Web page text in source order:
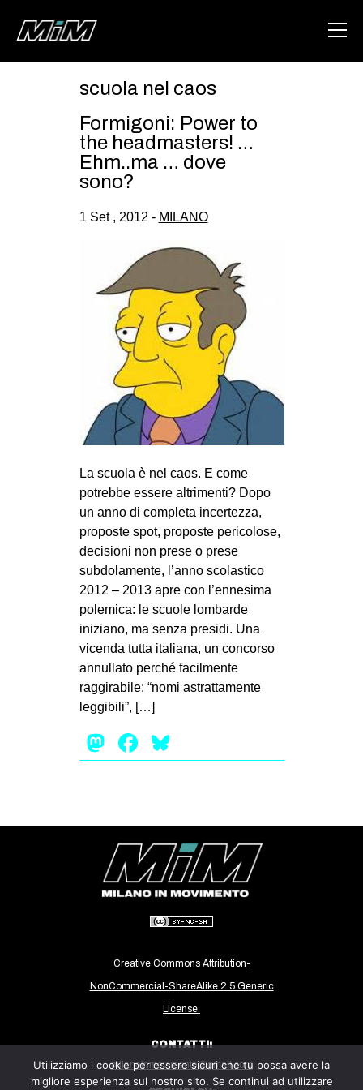
ABOUT
CSOA LAMBRETTA
STUDENTI TSUNAMI
ZAM
MILANO
MOBILITAZIONI
SPAZI
MOVIMENTI
AMBIENTE
DIRITTO ALL’ABITARE
GENERI
MIGRAZIONI
PRECARIATO
REPRESSIONE
CULTURE
MANIFESTI
MUSICA
RECENSIONI
INTERNAZIONALE
AMERICHE
MEDIO ORIENTE
MONDO
scuola nel caos
Formigoni: Power to
the headmasters! …
Ehm..ma … dove
sono?
1 Set , 2012 - MILANO
La scuola è nel caos. E come
potrebbe essere altrimenti? Dopo
un anno di completa incertezza,
proposte spot, proposte pericolose,
decisioni non prese o prese
subdolamente, l’anno scolastico
2012 – 2013 apre con l’ennesima
polemica: le scuole lombarde
iniziano, ma senza presidi. Una
vicenda tutta italiana, un concorso
annullato perché facilmente
raggirabile: “nomi astrattamente
leggibili”, […]
Mastodon
Facebook
Creative Commons Attribution-
NonCommercial-ShareAlike 2.5 Generic
License.
CONTATTI:
milanoinmovimento@gmail.com
Utilizziamo i cookie per essere sicuri che tu possa avere la
migliore esperienza sul nostro sito. Se continui ad utilizzare